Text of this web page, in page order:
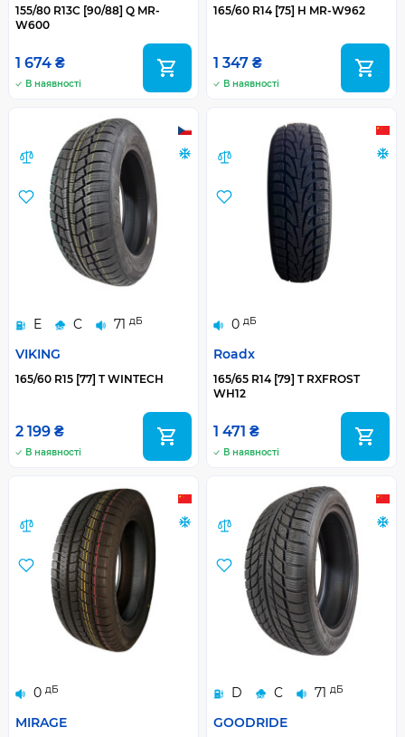
155/80 R13C [90/88] Q MR-
W600
1 674 ₴
В наявності
165/60 R14 [75] H MR-W962
1 347 ₴
В наявності
E C 71 дБ
VIKING
165/60 R15 [77] T WINTECH
2 199 ₴
В наявності
0 дБ
Roadx
165/65 R14 [79] T RXFROST
WH12
1 471 ₴
В наявності
0 дБ
MIRAGE
D C 71 дБ
GOODRIDE